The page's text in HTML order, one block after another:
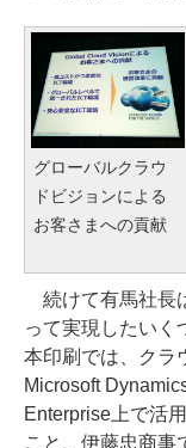
グローバルクラウ
ドビジョンによる
お客さまへの貢献
続けて有馬社長
って実現したいく
本印刷では、クラ
Microsoft
Enterprise上で活
こと、伊藤忠商事